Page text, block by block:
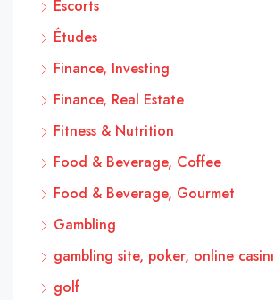
Escorts
Études
Finance, Investing
Finance, Real Estate
Fitness & Nutrition
Food & Beverage, Coffee
Food & Beverage, Gourmet
Gambling
gambling site, poker, online casinı
golf